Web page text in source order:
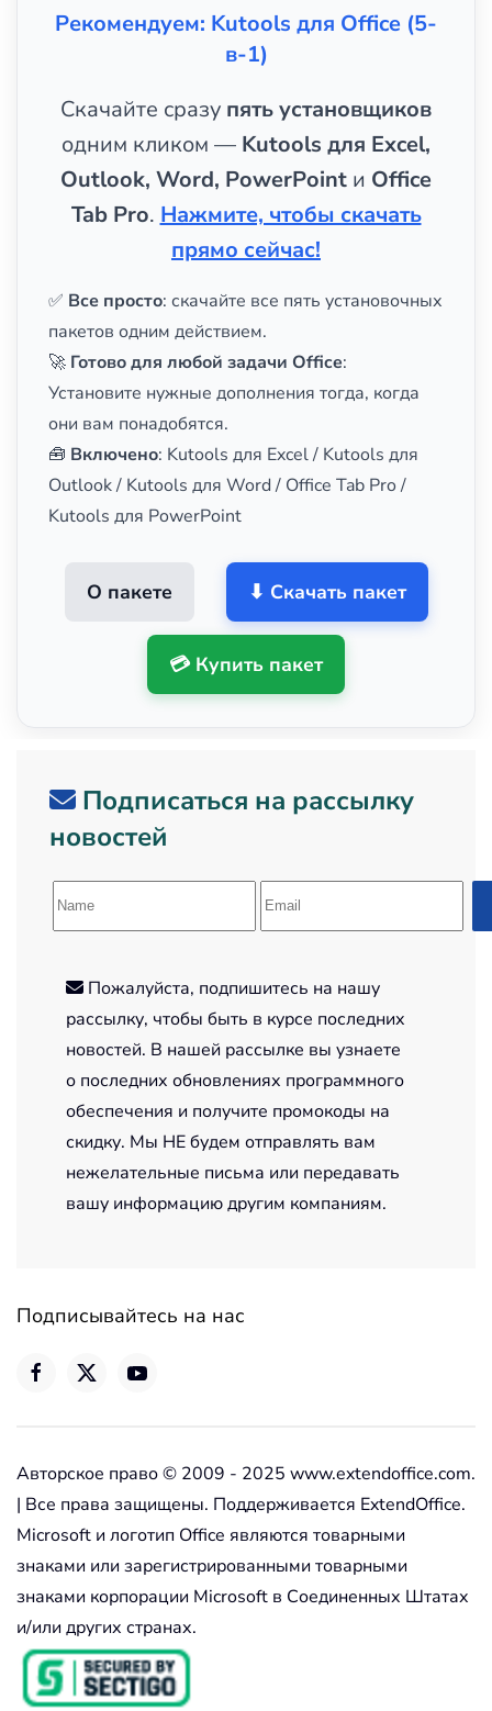
Рекомендуем: Kutools для Office (5-
в-1)
Скачайте сразу пять установщиков
одним кликом — Kutools для Excel,
Outlook, Word, PowerPoint и Office
Tab Pro. Нажмите, чтобы скачать
прямо сейчас!
✅ Все просто: скачайте все пять установочных
пакетов одним действием.
🚀 Готово для любой задачи Office:
Установите нужные дополнения тогда, когда
они вам понадобятся.
🧰 Включено: Kutools для Excel / Kutools для
Outlook / Kutools для Word / Office Tab Pro /
Kutools для PowerPoint
О пакете ⬇ Скачать пакет
💳 Купить пакет
Подписаться на рассылку
новостей
Пожалуйста, подпишитесь на нашу
рассылку, чтобы быть в курсе последних
новостей. В нашей рассылке вы узнаете
о последних обновлениях программного
обеспечения и получите промокоды на
скидку. Мы НЕ будем отправлять вам
нежелательные письма или передавать
вашу информацию другим компаниям.
Подписывайтесь на нас
Авторское право © 2009 - 2025 www.extendoffice.com.
| Все права защищены. Поддерживается ExtendOffice.
Microsoft и логотип Office являются товарными
знаками или зарегистрированными товарными
знаками корпорации Microsoft в Соединенных Штатах
и/или других странах.